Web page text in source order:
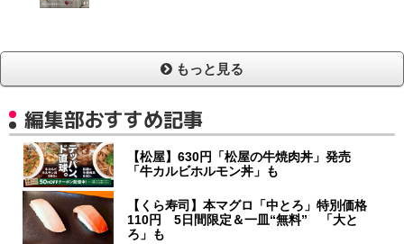
もっと見る
編集部おすすめ記事
【松屋】630円「松屋の牛焼肉丼」発売
「牛カルビホルモン丼」も
【くら寿司】本マグロ「中とろ」特別価格
110円 5日間限定＆一皿“無料” 「大と
ろ」も